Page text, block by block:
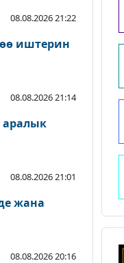
08.08.2026 21:22
иштерин
08.08.2026 21:14
аралык
08.08.2026 21:01
жана
08.08.2026 20:16